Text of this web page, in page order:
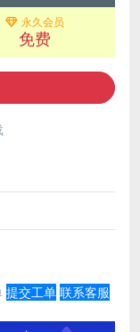
永久会员
免费
提交工单 联系客服